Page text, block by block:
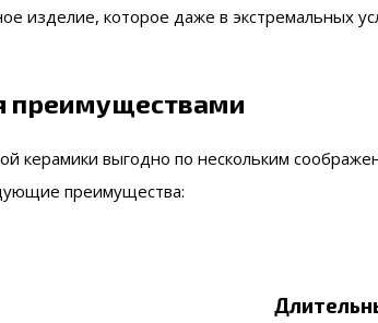
изделие, которое даже в экстремальных
преимуществами
керамики выгодно по нескольким
преимущества: